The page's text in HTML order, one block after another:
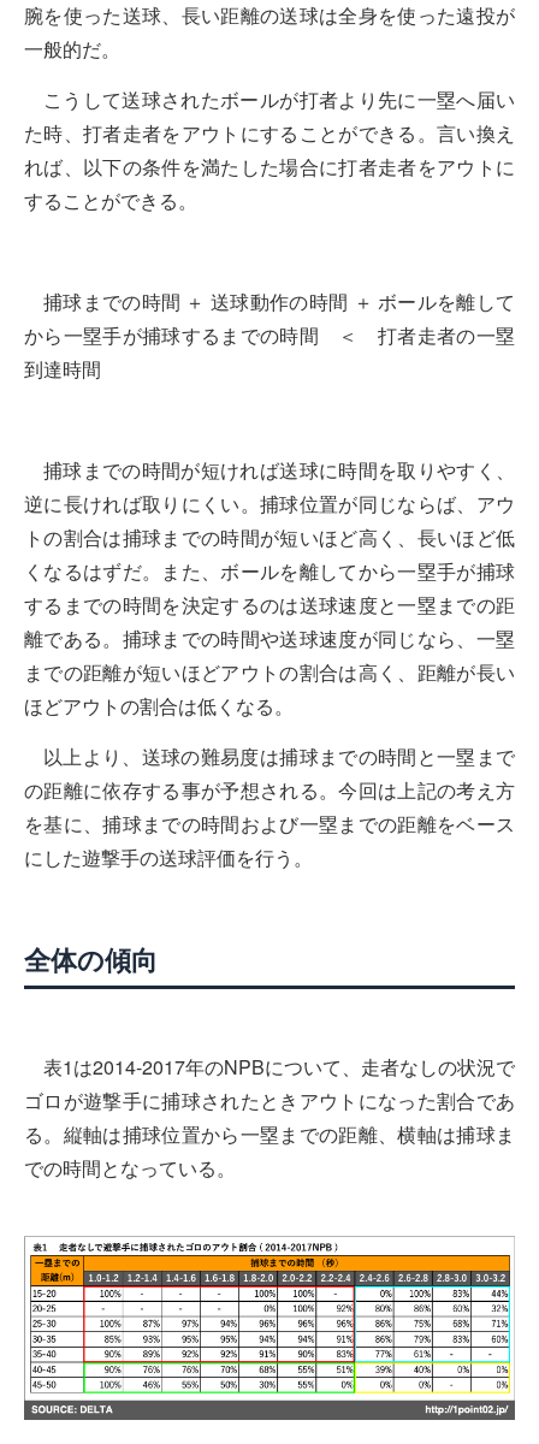
腕を使った送球、長い距離の送球は全身を使った遠投が
一般的だ。
こうして送球されたボールが打者より先に一塁へ届い
た時、打者走者をアウトにすることができる。言い換え
れば、以下の条件を満たした場合に打者走者をアウトに
することができる。
捕球までの時間 ＋ 送球動作の時間 ＋ ボールを離して
から一塁手が捕球するまでの時間 ＜ 打者走者の一塁
到達時間
捕球までの時間が短ければ送球に時間を取りやすく、
逆に長ければ取りにくい。捕球位置が同じならば、アウ
トの割合は捕球までの時間が短いほど高く、長いほど低
くなるはずだ。また、ボールを離してから一塁手が捕球
するまでの時間を決定するのは送球速度と一塁までの距
離である。捕球までの時間や送球速度が同じなら、一塁
までの距離が短いほどアウトの割合は高く、距離が長い
ほどアウトの割合は低くなる。
以上より、送球の難易度は捕球までの時間と一塁まで
の距離に依存する事が予想される。今回は上記の考え方
を基に、捕球までの時間および一塁までの距離をベース
にした遊撃手の送球評価を行う。
全体の傾向
表1は2014-2017年のNPBについて、走者なしの状況で
ゴロが遊撃手に捕球されたときアウトになった割合であ
る。縦軸は捕球位置から一塁までの距離、横軸は捕球ま
での時間となっている。